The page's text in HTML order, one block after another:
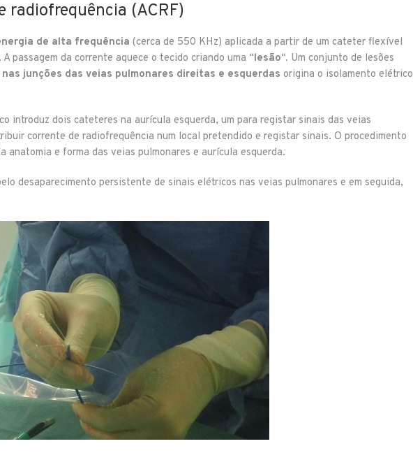
radiofrequência (ACRF)
de alta frequência (cerca de 550 KHz) aplicada a partir de um cateter flexível
passagem da corrente aquece o tecido criando uma “lesão“. Um conjunto de lesões
junções das veias pulmonares direitas e esquerdas origina o isolamento elétrico
introduz dois cateteres na aurícula esquerda, um para registar sinais das veias
corrente de radiofrequência num local pretendido e registar sinais. O procedimento
anatomia e forma das veias pulmonares e aurícula esquerda.
desaparecimento persistente de sinais elétricos nas veias pulmonares e em seguida,